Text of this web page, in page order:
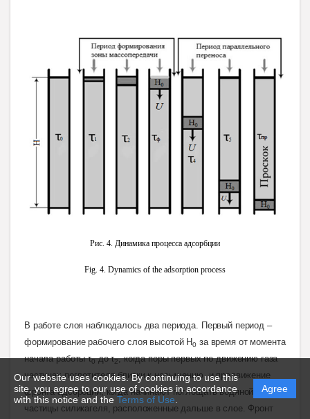
Our website uses cookies. By continuing to use this
site, you agree to our use of cookies in accordance
with this notice and the Terms of Use
Agree
Рис. 4. Динамика процесса адсорбции
Fig. 4. Dynamics of the adsorption process
В работе слоя наблюдалось два периода. Первый период –
формирование рабочего слоя высотой Н0 за время от момента
начала работы τ0до τ2, когда поры первых по движению газа
частицах поглотителя близки к насыщению, и продвижение
фронта адсорбции, когда начинают поглощать водяной пар
частицы силикагеля, расположенные дальше в слое. Фронт